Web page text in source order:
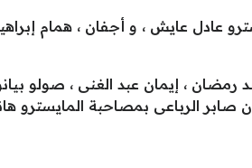
عادل عايش ، و أجفان ، همام